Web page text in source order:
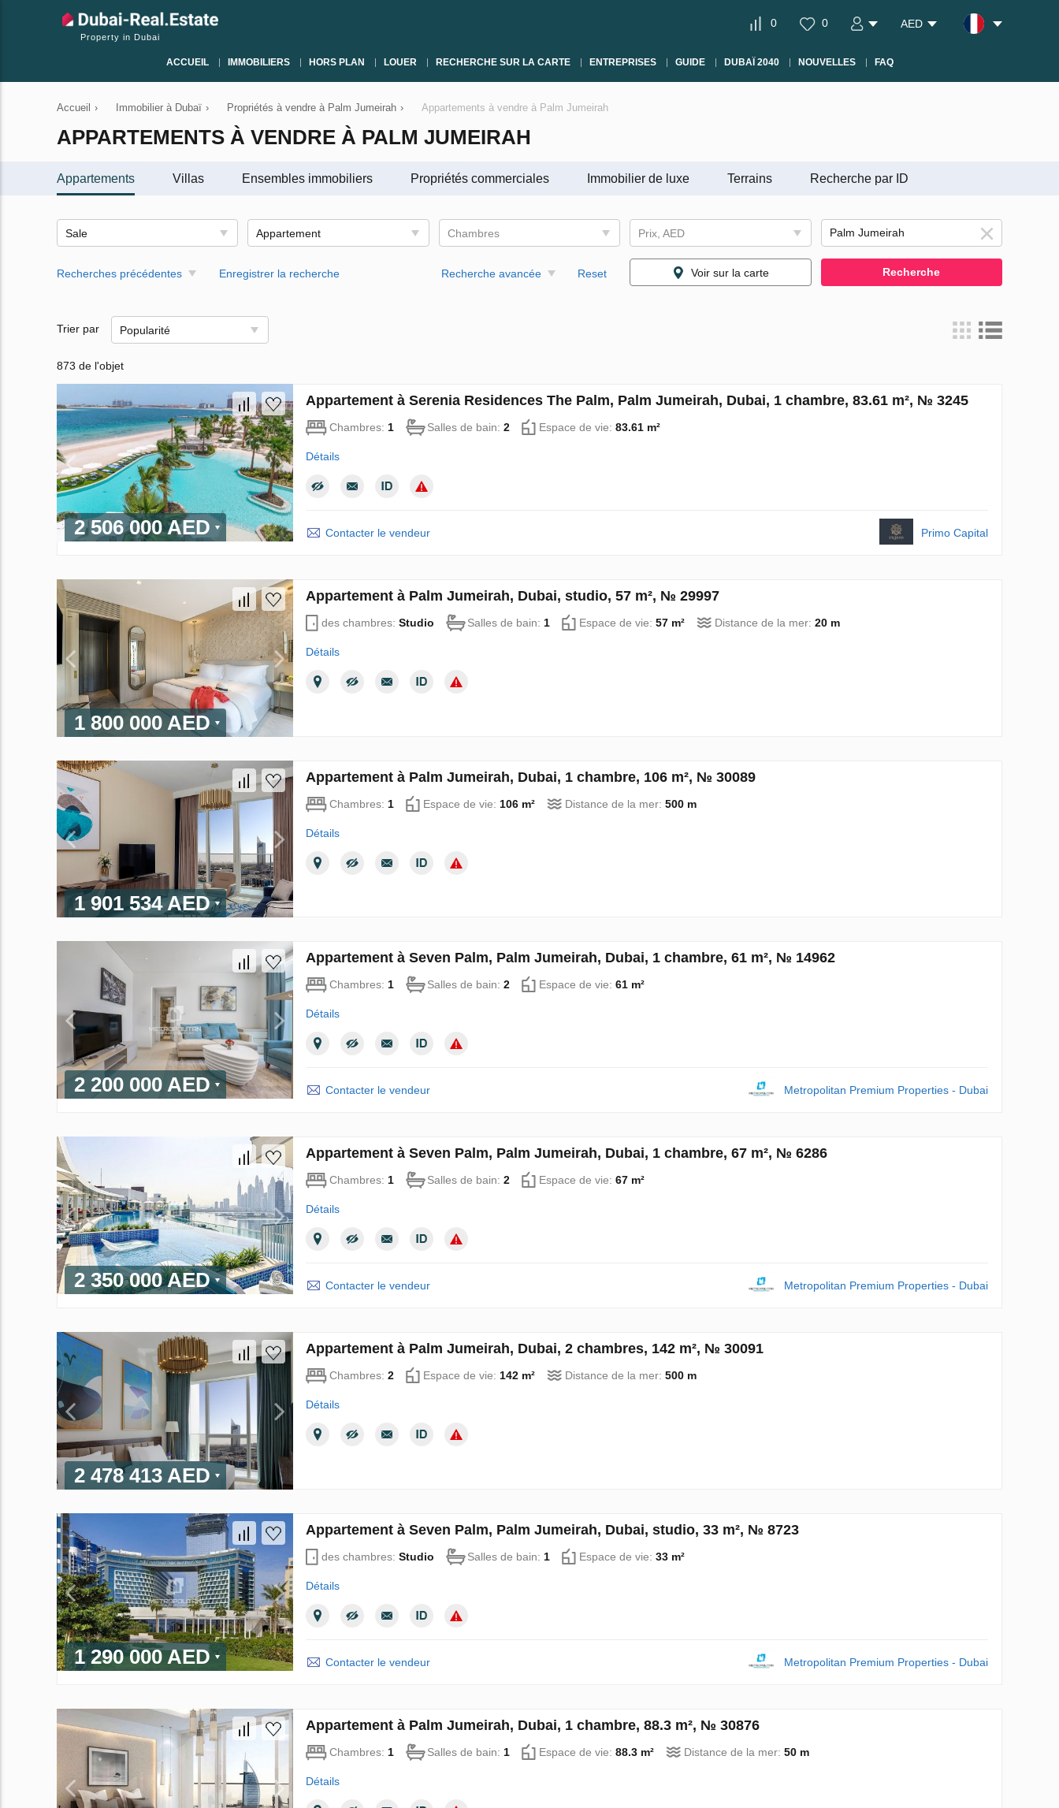
Property in Dubai
0 0 AED
ACCUEIL IMMOBILIERS HORS PLAN LOUER RECHERCHE SUR LA CARTE ENTREPRISES GUIDE DUBAÏ 2040 NOUVELLES FAQ
Accueil › Immobilier à Dubaï › Propriétés à vendre à Palm Jumeirah › Appartements à vendre à Palm Jumeirah
APPARTEMENTS À VENDRE À PALM JUMEIRAH
Appartements Villas Ensembles immobiliers Propriétés commerciales Immobilier de luxe Terrains Recherche par ID
Sale Appartement Chambres Prix, AED
Recherches précédentes Enregistrer la recherche Recherche avancée Reset Voir sur la carte Recherche
Trier par Popularité
873 de l'objet
2 506 000 AED
Appartement à Serenia Residences The Palm, Palm Jumeirah, Dubai, 1 chambre, 83.61 m², № 3245
Chambres: 1 Salles de bain: 2 Espace de vie: 83.61 m²
Détails
Contacter le vendeur Primo Capital
1 800 000 AED
Appartement à Palm Jumeirah, Dubai, studio, 57 m², № 29997
des chambres: Studio Salles de bain: 1 Espace de vie: 57 m² Distance de la mer: 20 m
Détails
1 901 534 AED
Appartement à Palm Jumeirah, Dubai, 1 chambre, 106 m², № 30089
Chambres: 1 Espace de vie: 106 m² Distance de la mer: 500 m
Détails
2 200 000 AED
Appartement à Seven Palm, Palm Jumeirah, Dubai, 1 chambre, 61 m², № 14962
Chambres: 1 Salles de bain: 2 Espace de vie: 61 m²
Détails
Contacter le vendeur Metropolitan Premium Properties - Dubai
2 350 000 AED
Appartement à Seven Palm, Palm Jumeirah, Dubai, 1 chambre, 67 m², № 6286
Chambres: 1 Salles de bain: 2 Espace de vie: 67 m²
Détails
Contacter le vendeur Metropolitan Premium Properties - Dubai
2 478 413 AED
Appartement à Palm Jumeirah, Dubai, 2 chambres, 142 m², № 30091
Chambres: 2 Espace de vie: 142 m² Distance de la mer: 500 m
Détails
1 290 000 AED
Appartement à Seven Palm, Palm Jumeirah, Dubai, studio, 33 m², № 8723
des chambres: Studio Salles de bain: 1 Espace de vie: 33 m²
Détails
Contacter le vendeur Metropolitan Premium Properties - Dubai
Appartement à Palm Jumeirah, Dubai, 1 chambre, 88.3 m², № 30876
Chambres: 1 Salles de bain: 1 Espace de vie: 88.3 m² Distance de la mer: 50 m
Détails